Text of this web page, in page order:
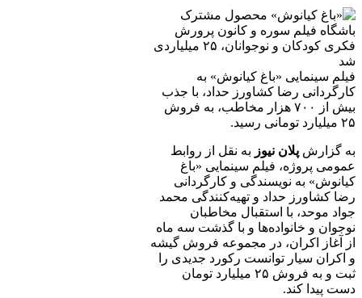
فیلم سینمایی «باغ کیانوش» به
کارگردانی رضا کشاورز حداد، با جذب
بیش از ۷۰۰ هزار مخاطب، به فروش
۲۵ میلیارد تومانی رسید.
به گزارش پلان نیوز به نقل از روابط
عمومی پروژه، فیلم سینمایی «باغ
کیانوش» به نویسندگی و کارگردانی
رضا کشاورز حداد و تهیه‌کنندگی محمد
جواد موحد، با استقبال مخاطبان
نوجوان و خانواده‌ها و با گذشت سه ماه
از آغاز اکران، در مجموعه فروش گیشه
و اکران سیار توانست رکورد جدیدی را
ثبت و به فروش ۲۵ میلیارد تومان
دست پیدا کند.